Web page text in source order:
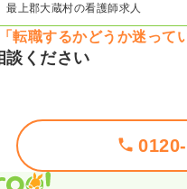
最上郡大蔵村の看護師求人
転職するかどうか迷って
談ください